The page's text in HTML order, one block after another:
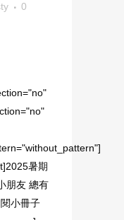
0
暑期
朋友 總有
小冊子